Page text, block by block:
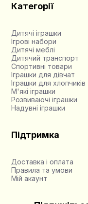
Категорії
Дитячі іграшки
Ігрові набори
Дитячі меблі
Дитячий транспорт
Спортивні товари
Іграшки для дівчат
Іграшки для хлопчиків
М'які іграшки
Розвиваючі іграшки
Надувні іграшки
Підтримка
Доставка і оплата
Правила та умови
Мій акаунт